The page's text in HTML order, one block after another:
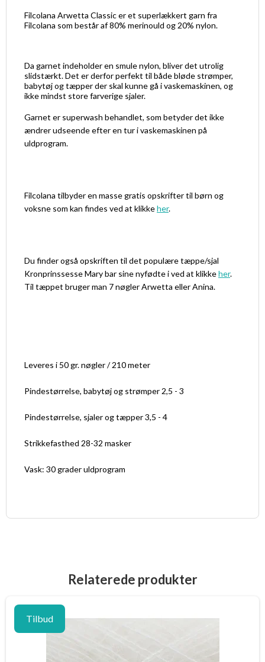
Filcolana Arwetta Classic er et superlækkert garn fra
Filcolana som består af 80% merinould og 20% nylon.
Da garnet indeholder en smule nylon, bliver det utrolig
slidstærkt. Det er derfor perfekt til både bløde strømper,
babytøj og tæpper der skal kunne gå i vaskemaskinen, og
ikke mindst store farverige sjaler.
Garnet er superwash behandlet, som betyder det ikke
ændrer udseende efter en tur i vaskemaskinen på
uldprogram.
Filcolana tilbyder en masse gratis opskrifter til børn og
voksne som kan findes ved at klikkeher.
Du finder også opskriften til det populære tæppe/sjal
Kronprinssesse Mary bar sine nyfødte i ved at klikkeher.
Til tæppet bruger man 7 nøgler Arwetta eller Anina.
Leveres i 50 gr. nøgler / 210 meter
Pindestørrelse, babytøj og strømper 2,5 - 3
Pindestørrelse, sjaler og tæpper 3,5 - 4
Strikkefasthed 28-32 masker
Vask: 30 grader uldprogram
Relaterede produkter
Tilbud